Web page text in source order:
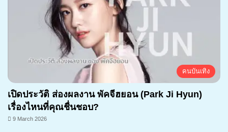
คนบันเทิง
เปิดประวัติ ส่องผลงาน พัคจีฮยอน (Park Ji Hyun)
เรื่องไหนที่คุณชื่นชอบ?
9 March 2026